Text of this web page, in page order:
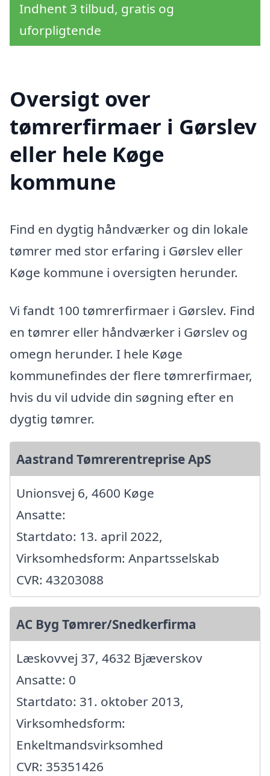
Indhent 3 tilbud, gratis og
uforpligtende
Oversigt over
tømrerfirmaer i Gørslev
eller hele Køge
kommune
Find en dygtig håndværker og din lokale
tømrer med stor erfaring i Gørslev eller
Køge kommune i oversigten herunder.
Vi fandt 100 tømrerfirmaer i Gørslev. Find
en tømrer eller håndværker i Gørslev og
omegn herunder. I hele Køge
kommunefindes der flere tømrerfirmaer,
hvis du vil udvide din søgning efter en
dygtig tømrer.
Aastrand Tømrerentreprise ApS
Unionsvej 6, 4600 Køge
Ansatte:
Startdato: 13. april 2022,
Virksomhedsform: Anpartsselskab
CVR: 43203088
AC Byg Tømrer/Snedkerfirma
Læskovvej 37, 4632 Bjæverskov
Ansatte: 0
Startdato: 31. oktober 2013,
Virksomhedsform:
Enkeltmandsvirksomhed
CVR: 35351426